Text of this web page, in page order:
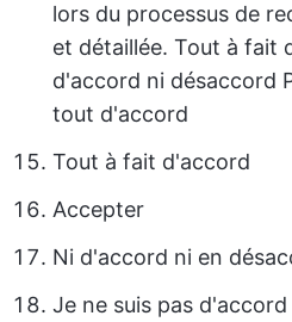
lors du processus de
et détaillée. Tout à fait
d'accord ni désaccord
tout d'accord
Tout à fait d'accord
Accepter
Ni d'accord ni en
Je ne suis pas d'accord